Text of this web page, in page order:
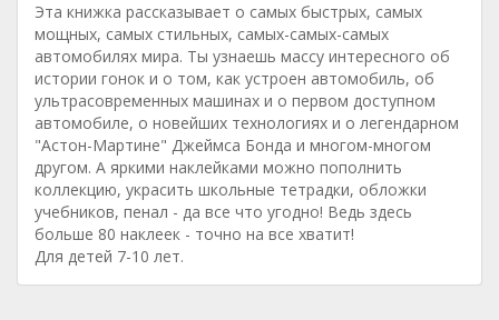
Эта книжка рассказывает о самых быстрых, самых
мощных, самых стильных, самых-самых-самых
автомобилях мира. Ты узнаешь массу интересного об
истории гонок и о том, как устроен автомобиль, об
ультрасовременных машинах и о первом доступном
автомобиле, о новейших технологиях и о легендарном
"Астон-Мартине" Джеймса Бонда и многом-многом
другом. А яркими наклейками можно пополнить
коллекцию, украсить школьные тетрадки, обложки
учебников, пенал - да все что угодно! Ведь здесь
больше 80 наклеек - точно на все хватит!
Для детей 7-10 лет.